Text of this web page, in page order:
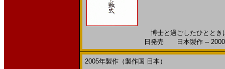
博士と過ごしたひととき
日発売 日本製作 -- 2000
2005年製作（製作国 日本）